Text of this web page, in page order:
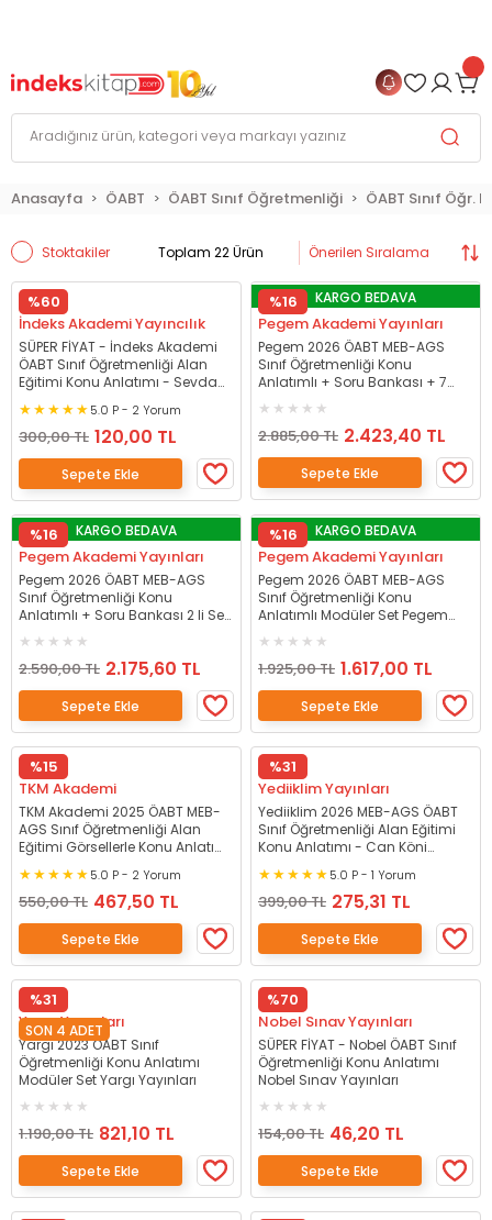
Anasayfa ÖABT ÖABT Sınıf Öğretmenliği ÖABT Sınıf Öğr.
Stoktakiler Toplam 22 Ürün
%60
İndeks Akademi Yayıncılık
SÜPER FİYAT - İndeks Akademi
ÖABT Sınıf Öğretmenliği Alan
Eğitimi Konu Anlatımı - Sevda
Yayıncılık 5.0 P - 2 Yorum
300,00 TL 120,00 TL
Sepete Ekle
%16 KARGO BEDAVA
Pegem Akademi Yayınları
Pegem 2026 ÖABT MEB-AGS
Sınıf Öğretmenliği Konu
Anlatımlı + Soru Bankası + 7
Akademi Yayınları
2.885,00 TL 2.423,40 TL
Sepete Ekle
%16 KARGO BEDAVA
Pegem Akademi Yayınları
Pegem 2026 ÖABT MEB-AGS
Sınıf Öğretmenliği Konu
Anlatımlı + Soru Bankası 2 li Set
2.590,00 TL 2.175,60 TL
Sepete Ekle
%16 KARGO BEDAVA
Pegem Akademi Yayınları
Pegem 2026 ÖABT MEB-AGS
Sınıf Öğretmenliği Konu
Anlatımlı Modüler Set Pegem
1.925,00 TL 1.617,00 TL
Sepete Ekle
%15
TKM Akademi
TKM Akademi 2025 ÖABT MEB-
AGS Sınıf Öğretmenliği Alan
Eğitimi Görsellerle Konu Anlatımı
5.0 P - 2 Yorum
550,00 TL 467,50 TL
Sepete Ekle
%31
Yediiklim Yayınları
Yediiklim 2026 MEB-AGS ÖABT
Sınıf Öğretmenliği Alan Eğitimi
Konu Anlatımı - Can Köni
5.0 P - 1 Yorum
399,00 TL 275,31 TL
Sepete Ekle
%31
SON 4 ADET
Yargı Yayınları
Yargı 2023 ÖABT Sınıf
Öğretmenliği Konu Anlatımı
Modüler Set Yargı Yayınları
1.190,00 TL 821,10 TL
Sepete Ekle
%70
Nobel Sınav Yayınları
SÜPER FİYAT - Nobel ÖABT Sınıf
Öğretmenliği Konu Anlatımı
Nobel Sınav Yayınları
154,00 TL 46,20 TL
Sepete Ekle